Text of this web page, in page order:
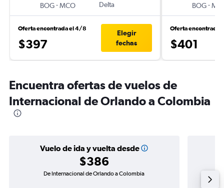
BOG-MCO
Delta
Oferta encontrada el 4/8
$397
Elegir
fechas
BOG-
Oferta encontrada
$401
Encuentra ofertas de vuelos de
Internacional de Orlando a Colombia
Vuelo de ida y vuelta desde
$386
De Internacional de Orlando a Colombia